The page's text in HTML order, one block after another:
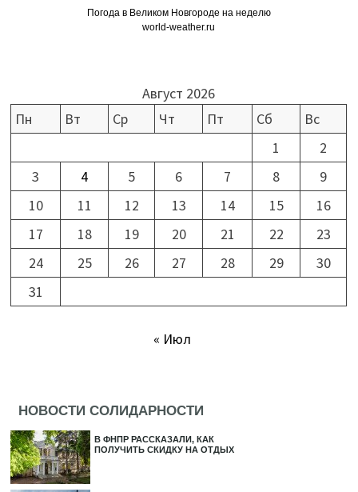
Погода в Великом Новгороде на неделю
world-weather.ru
Август 2026
Пн
Вт Ср Чт Пт Сб
Вс
1
2
3
4 5 6 7 8
9
10
11 12 13 14 15
16
17
18 19 20 21 22
23
24
25 26 27 28 29
30
31
« Июл
НОВОСТИ СОЛИДАРНОСТИ
В ФНПР РАССКАЗАЛИ, КАК
ПОЛУЧИТЬ СКИДКУ НА ОТДЫХ